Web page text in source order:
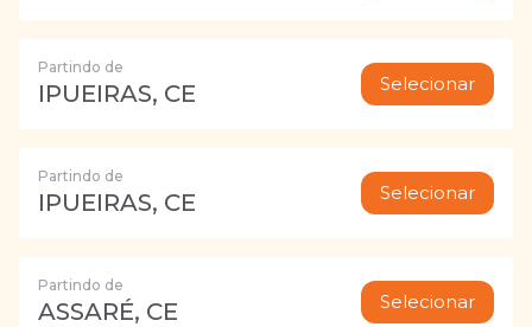
Partindo de
IPUEIRAS, CE Selecionar
Partindo de
IPUEIRAS, CE Selecionar
Partindo de
ASSARÉ, CE Selecionar